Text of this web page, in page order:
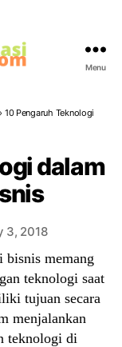
Menu
10 Pengaruh Teknologi
dalam
3, 2018
bisnis memang
teknologi saat
tujuan secara
menjalankan
teknologi di